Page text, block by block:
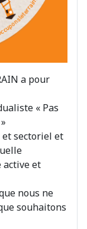
a pour
« Pas
et sectoriel et
active et
nous ne
souhaitons